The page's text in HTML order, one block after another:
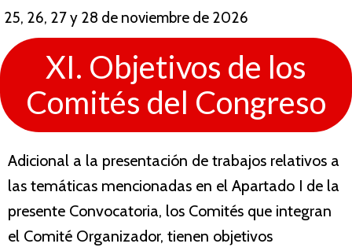
25, 26, 27 y 28 de noviembre de 2026
XI. Objetivos de los
Comités del Congreso
Adicional a la presentación de trabajos relativos a
las temáticas mencionadas en el Apartado I de la
presente Convocatoria, los Comités que integran
el Comité Organizador, tienen objetivos